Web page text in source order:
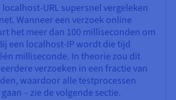
localhost-URL supersnel vergeleken
Wanneer een verzoek online
het meer dan 100 milliseconden om
een localhost-IP wordt die tijd
milliseconde. In theorie zou dit
verzoeken in een fractie van
waardoor alle testprocessen
– zie de volgende sectie.